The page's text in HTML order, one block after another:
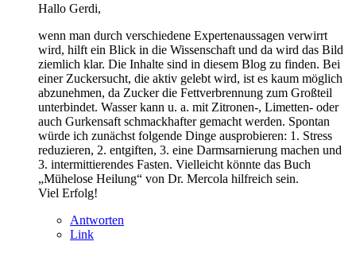
Hallo Gerdi,
wenn man durch verschiedene Expertenaussagen verwirrt
wird, hilft ein Blick in die Wissenschaft und da wird das Bild
ziemlich klar. Die Inhalte sind in diesem Blog zu finden. Bei
einer Zuckersucht, die aktiv gelebt wird, ist es kaum möglich
abzunehmen, da Zucker die Fettverbrennung zum Großteil
unterbindet. Wasser kann u. a. mit Zitronen-, Limetten- oder
auch Gurkensaft schmackhafter gemacht werden. Spontan
würde ich zunächst folgende Dinge ausprobieren: 1. Stress
reduzieren, 2. entgiften, 3. eine Darmsarnierung machen und
3. intermittierendes Fasten. Vielleicht könnte das Buch
„Mühelose Heilung“ von Dr. Mercola hilfreich sein.
Viel Erfolg!
Antworten
Link